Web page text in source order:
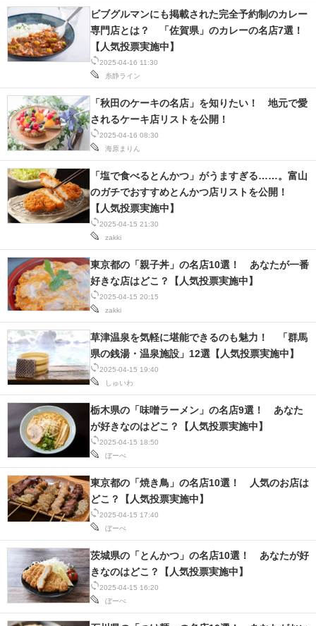
ビジネスと働き方のヒント
AI活用のいまが分かる
企業ITのトレンドを詳説
経営リーダーのコミュニティ
マーケ×ITの今がよく分かる
ITエンジニア向け専門サイト
企業向けIT製品の総合サイト
IT製品の技術・比較・事例
モノづくり技術者専門サイト
エレクトロニクス専門サイト
電子設計の基本と応用
エネルギーの専門メディア
建設×テクノロジーの最前線
ちょっと気になるネットの話題
2025-04-16 11:30
糸静ライン
ビブグルマンにも掲載された完全予約制のカレー
専門店とは？ 「佐賀県」のカレーの名店7選！
【人気投票実施中】
2025-04-16 08:30
海原まりん
「秋田のケーキの名店」を知りたい！ 地元で愛
されるケーキ店リストを公開！
2025-04-15 21:30
zakki
「塩で食べるとんかつ」がうますぎる……。富山
のガチでおすすめとんかつ店リストを公開！
【人気投票実施中】
2025-04-15 20:15
zakki
東京都の「親子丼」の名店10選！ あなたが一番
好きな店はどこ？【人気投票実施中】
2025-04-15 19:40
しゅいわ
草津温泉を気軽に堪能できるのも魅力！ 「群馬
県の銭湯・温泉施設」12選【人気投票実施中】
2025-04-15 18:50
ぼーぺ
栃木県の「味噌ラーメン」の名店9選！ あなた
が好きなのはどこ？【人気投票実施中】
2025-04-15 17:40
ぼーぺ
東京都の「焼き鳥」の名店10選！ 人気のお店は
どこ？【人気投票実施中】
2025-04-15 16:20
ぼーぺ
茨城県の「とんかつ」の名店10選！ あなたが好
きなのはどこ？【人気投票実施中】